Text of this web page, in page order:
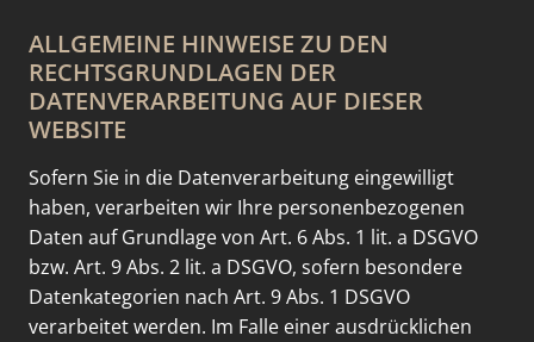
ALLGEMEINE HINWEISE ZU DEN
RECHTSGRUNDLAGEN DER
DATENVERARBEITUNG AUF DIESER
WEBSITE
Sofern Sie in die Datenverarbeitung eingewilligt
haben, verarbeiten wir Ihre personenbezogenen
Daten auf Grundlage von Art. 6 Abs. 1 lit. a DSGVO
bzw. Art. 9 Abs. 2 lit. a DSGVO, sofern besondere
Datenkategorien nach Art. 9 Abs. 1 DSGVO
verarbeitet werden. Im Falle einer ausdrücklichen